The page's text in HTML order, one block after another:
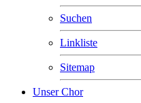
Suchen
Linkliste
Sitemap
Unser Chor